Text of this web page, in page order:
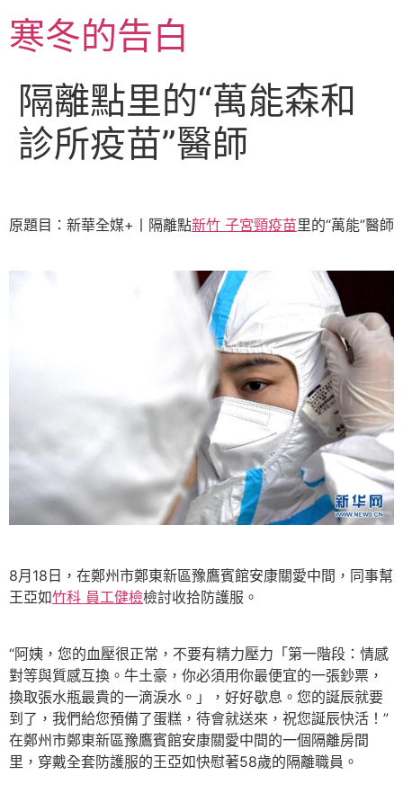
至
主寒冬的告白
隔離點里的“萬能森和
診所疫苗”醫師
原題目：新華全媒+丨隔離點新竹 子宮頸疫苗里的“萬能”醫師
8月18日，在鄭州市鄭東新區豫鷹賓館安康關愛中間，同事幫
王亞如竹科 員工健檢檢討收拾防護服。
“阿姨，您的血壓很正常，不要有精力壓力「第一階段：情感
對等與質感互換。牛土豪，你必須用你最便宜的一張鈔票，
換取張水瓶最貴的一滴淚水。」，好好歇息。您的誕辰就要
到了，我們給您預備了蛋糕，待會就送來，祝您誕辰快活！”
在鄭州市鄭東新區豫鷹賓館安康關愛中間的一個隔離房間
里，穿戴全套防護服的王亞如快慰著58歲的隔離職員。